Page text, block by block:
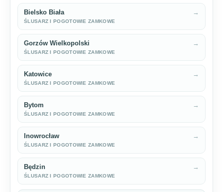
Bielsko Biała
ŚLUSARZ I POGOTOWIE ZAMKOWE
→
Gorzów Wielkopolski
ŚLUSARZ I POGOTOWIE ZAMKOWE
→
Katowice
ŚLUSARZ I POGOTOWIE ZAMKOWE
→
Bytom
ŚLUSARZ I POGOTOWIE ZAMKOWE
→
Inowrocław
ŚLUSARZ I POGOTOWIE ZAMKOWE
→
Będzin
ŚLUSARZ I POGOTOWIE ZAMKOWE
→